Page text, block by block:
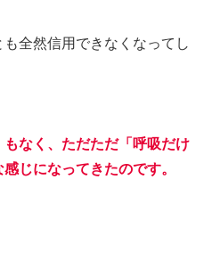
全然信用できなくなってし
なく、ただただ「呼吸だけ
じになってきたのです。